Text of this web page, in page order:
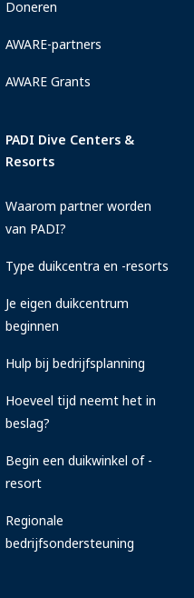
Doneren
AWARE-partners
AWARE Grants
PADI Dive Centers &
Resorts
Waarom partner worden
van PADI?
Type duikcentra en -resorts
Je eigen duikcentrum
beginnen
Hulp bij bedrijfsplanning
Hoeveel tijd neemt het in
beslag?
Begin een duikwinkel of -
resort
Regionale
bedrijfsondersteuning